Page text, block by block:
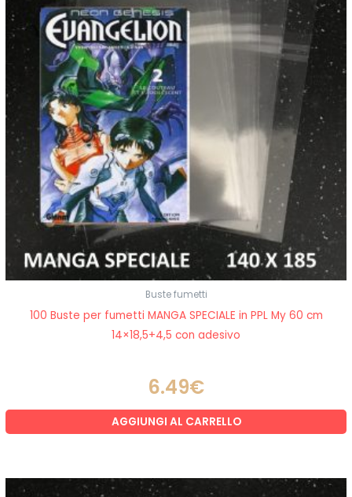
Buste fumetti
100 Buste per fumetti MANGA SPECIALE in PPL My 60 cm
14×18,5+4,5 con adesivo
6.49€
AGGIUNGI AL CARRELLO